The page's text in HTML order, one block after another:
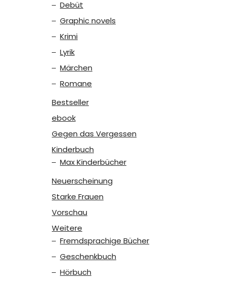
Debüt
Graphic novels
Krimi
Lyrik
Märchen
Romane
Bestseller
ebook
Gegen das Vergessen
Kinderbuch
Max Kinderbücher
Neuerscheinung
Starke Frauen
Vorschau
Weitere
Fremdsprachige Bücher
Geschenkbuch
Hörbuch